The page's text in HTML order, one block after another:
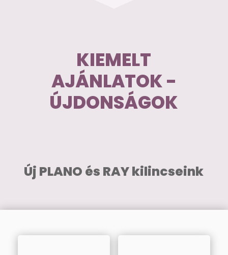
KIEMELT
AJÁNLATOK -
ÚJDONSÁGOK
Új PLANO és RAY kilincseink